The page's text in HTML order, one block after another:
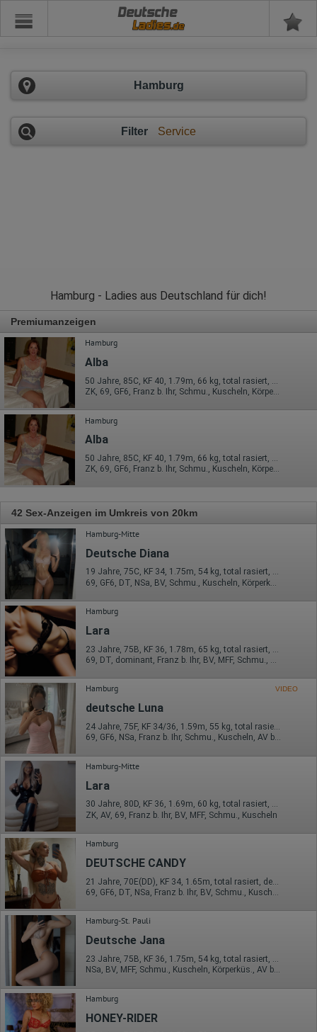
Deutsche
Hamburg
Filter Service
Hamburg - Ladies aus Deutschland für dich!
Premiumanzeigen
Hamburg
Alba
ZK, 69, GF6, Franz b. Ihr, Schmu., Kuscheln, Körperküs., DSa
Hamburg
Alba
50 Jahre, 85C, KF 40, 1.79m, 66 kg, total rasiert, deutsch
ZK, 69, GF6, Franz b. Ihr, Schmu., Kuscheln, Körperküs., DSa
42 Sex-Anzeigen im Umkreis von 20km
Hamburg-Mitte
Deutsche Diana
19 Jahre, 75C, KF 34, 1.75m, 54 kg, total rasiert, deutsch
Hamburg
Lara
69, DT, dominant, Franz b. Ihr, BV, MFF, Schmu., Kuscheln
Hamburg VIDEO
deutsche Luna
24 Jahre, 75F, KF 34/36, 1.59m, 55 kg, total rasiert, deutsch
69, GF6, NSa, Franz b. Ihr, Schmu., Kuscheln, AV b. Ihm, DSa
Hamburg-Mitte
Lara
30 Jahre, 80D, KF 36, 1.69m, 60 kg, total rasiert, orientalisch
ZK, AV, 69, Franz b. Ihr, BV, MFF, Schmu., Kuscheln
Hamburg
DEUTSCHE CANDY
69, GF6, DT, NSa, Franz b. Ihr, BV, Schmu., Kuscheln
Hamburg-St. Pauli
Deutsche Jana
23 Jahre, 75B, KF 36, 1.75m, 54 kg, total rasiert, deutsch
NSa, BV, MFF, Schmu., Kuscheln, Körperküs., AV b. Ihm, DSa
Hamburg
HONEY-RIDER